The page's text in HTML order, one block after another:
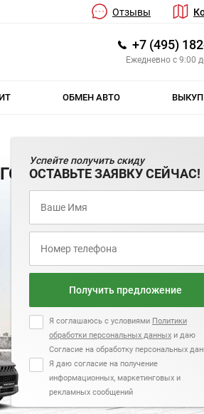
Отзывы
+7 (495)
Ежедневно с 9:00
ОБМЕН АВТО
Успейте получить скиду
ОСТАВЬТЕ ЗАЯВКУ СЕЙЧАС!
Получить предложение
Я соглашаюсь с условиями Политики
обработки персональных данных и даю
Согласие на обработку персональных
Я даю согласие на получение
информационных, маркетинговых и
рекламных сообщений